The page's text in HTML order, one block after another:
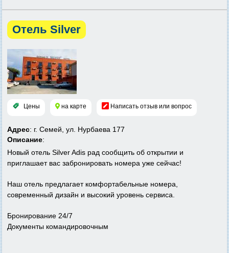
Отель Silver
Цены на карте Написать отзыв или вопрос
Адрес: г. Семей, ул. Нурбаева 177
Описание:
Новый отель Silver Adis рад сообщить об открытии и
приглашает вас забронировать номера уже сейчас!
Наш отель предлагает комфортабельные номера,
современный дизайн и высокий уровень сервиса.
Бронирование 24/7
Документы командировочным